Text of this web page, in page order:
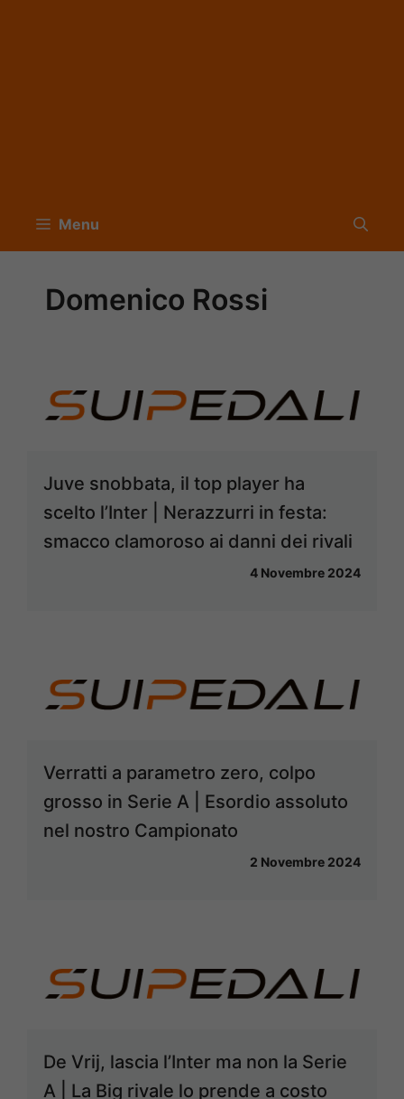
Menu
Domenico Rossi
Juve snobbata, il top player ha
scelto l’Inter | Nerazzurri in festa:
smacco clamoroso ai danni dei rivali
4 Novembre 2024
Verratti a parametro zero, colpo
grosso in Serie A | Esordio assoluto
nel nostro Campionato
2 Novembre 2024
De Vrij, lascia l’Inter ma non la Serie
A | La Big rivale lo prende a costo